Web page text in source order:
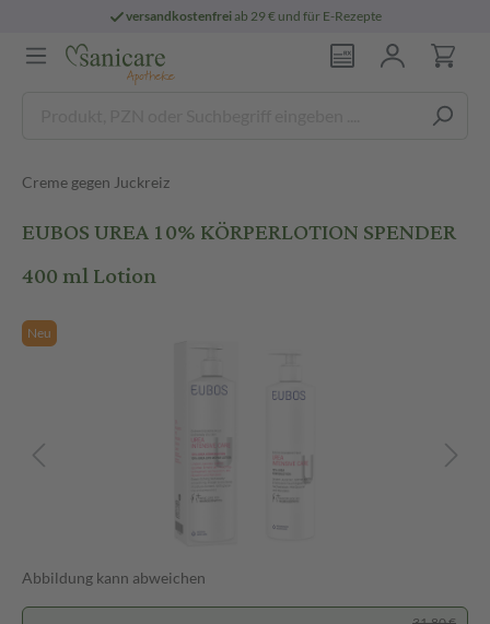
versandkostenfreiab 29 € und für E-Rezepte
Creme gegen Juckreiz
EUBOS UREA 10% KÖRPERLOTION SPENDER
400 ml Lotion
Neu
Abbildung kann abweichen